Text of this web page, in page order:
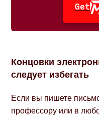
Get
Концовки
следует избегать
Если вы пишете
профессору или в